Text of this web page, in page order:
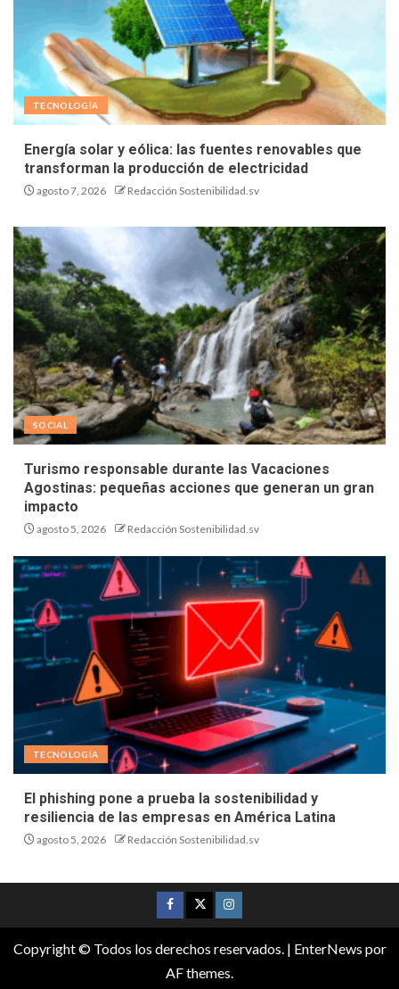
TECNOLOGÍA
Energía solar y eólica: las fuentes renovables que
transforman la producción de electricidad
agosto 7, 2026 Redacción Sostenibilidad.sv
SOCIAL
Turismo responsable durante las Vacaciones
Agostinas: pequeñas acciones que generan un gran
impacto
agosto 5, 2026 Redacción Sostenibilidad.sv
TECNOLOGÍA
El phishing pone a prueba la sostenibilidad y
resiliencia de las empresas en América Latina
agosto 5, 2026 Redacción Sostenibilidad.sv
Copyright © Todos los derechos reservados. | EnterNews por
AF themes.